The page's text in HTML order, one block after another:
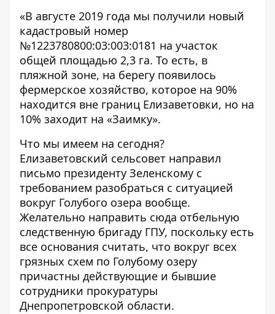
«В августе 2019 года мы получили новый
кадастровый номер
№1223780800:03:003:0181 на участок
общей площадью 2,3 га. То есть, в
пляжной зоне, на берегу появилось
фермерское хозяйство, которое на 90%
находится вне границ Елизаветовки, но на
10% заходит на «Заимку».
Что мы имеем на сегодня?
Елизаветовский сельсовет направил
письмо президенту Зеленскому с
требованием разобраться с ситуацией
вокруг Голубого озера вообще.
Желательно направить сюда отбельную
следственную бригаду ГПУ, поскольку есть
все основания считать, что вокруг всех
грязных схем по Голубому озеру
причастны действующие и бывшие
сотрудники прокуратуры
Днепропетровской области.